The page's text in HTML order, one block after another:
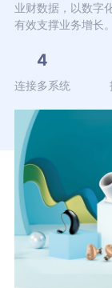
业财数据，以数字
有效支撑业务增长。
4
连接多系统